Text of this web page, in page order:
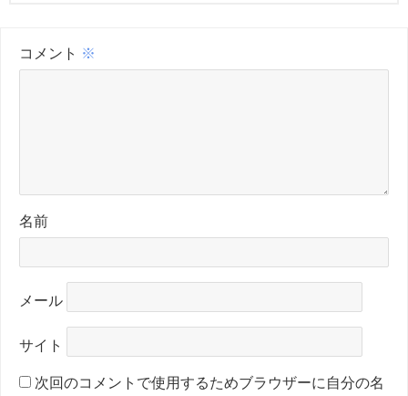
コメント ※
名前
メール
サイト
次回のコメントで使用するためブラウザーに自分の名